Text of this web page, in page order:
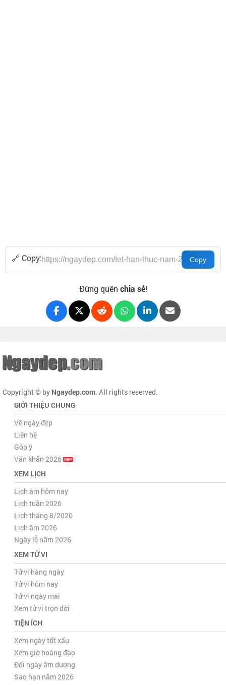
🔗 Copy:
Đừng quên chia sẻ!
Copyright © by Ngaydep.com. All rights reserved.
GIỚI THIỆU CHUNG
Về ngày đẹp
Liên hệ
Góp ý
Văn khấn 2026
XEM LỊCH
Lịch âm hôm nay
Lịch tuần 2026
Lịch tháng 8/2026
Lịch âm 2026
Ngày lễ năm 2026
XEM TỬ VI
Tử vi hàng ngày
Tử vi hôm nay
Tử vi ngày mai
Xem tử vi trọn đời
TIỆN ÍCH
Xem ngày tốt xấu
Xem giờ hoàng đạo
Đổi ngày âm dương
Sao hạn năm 2026